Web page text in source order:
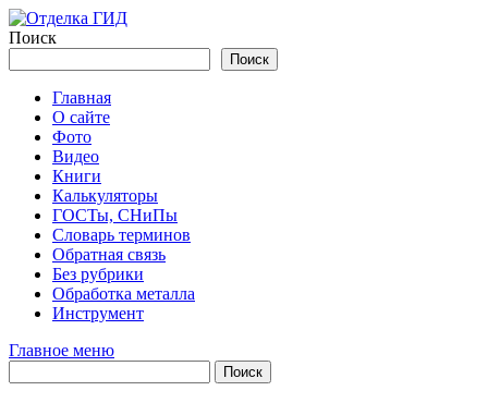
Перейти
к
Поиск
Поиск
Главная
О сайте
Фото
Видео
Книги
Калькуляторы
ГОСТы, СНиПы
Словарь терминов
Обратная связь
Без рубрики
Обработка металла
Инструмент
Главное меню